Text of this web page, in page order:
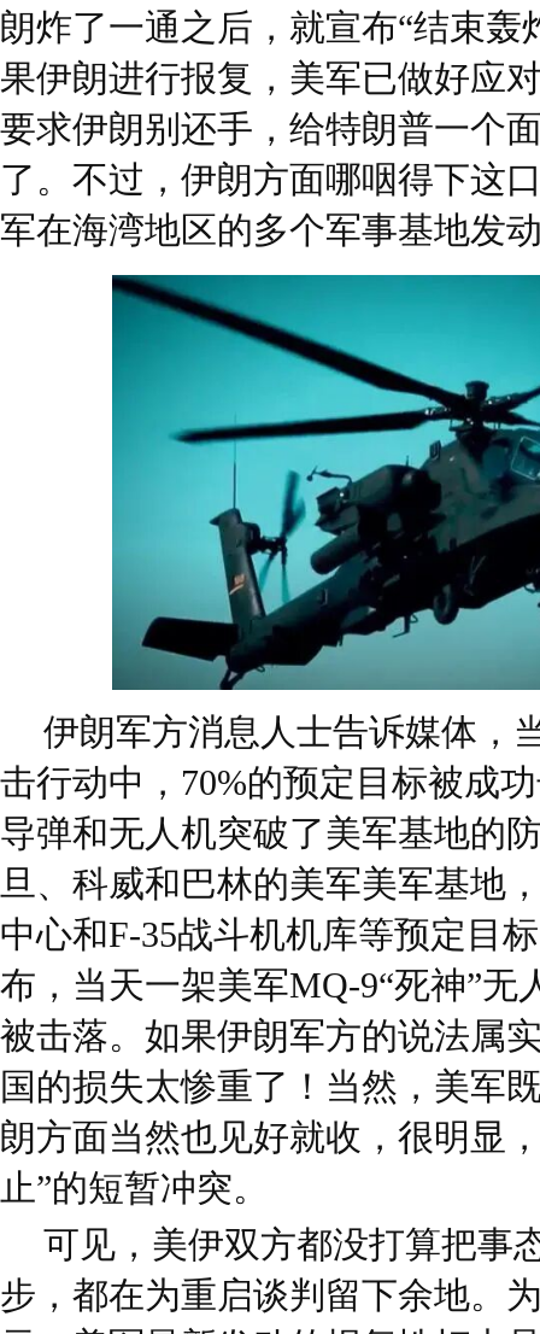
朗炸了一通之后，就宣布“结束轰
果伊朗进行报复，美军已做好应
要求伊朗别还手，给特朗普一个
了。不过，伊朗方面哪咽得下这
军在海湾地区的多个军事基地发
伊朗军方消息人士告诉媒体，
击行动中，70%的预定目标被成
导弹和无人机突破了美军基地的
旦、科威和巴林的美军美军基地
中心和F-35战斗机机库等预定目
布，当天一架美军MQ-9“死神”无
被击落。如果伊朗军方的说法属
国的损失太惨重了！当然，美军
朗方面当然也见好就收，很明显
止”的短暂冲突。
可见，美伊双方都没打算把事
步，都在为重启谈判留下余地。